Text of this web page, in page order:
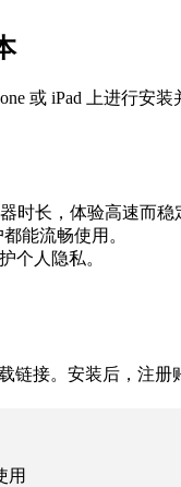
或 iPad 上进行安装
时长，体验高速而稳
能流畅使用。
个人隐私。
链接。安装后，注册
用